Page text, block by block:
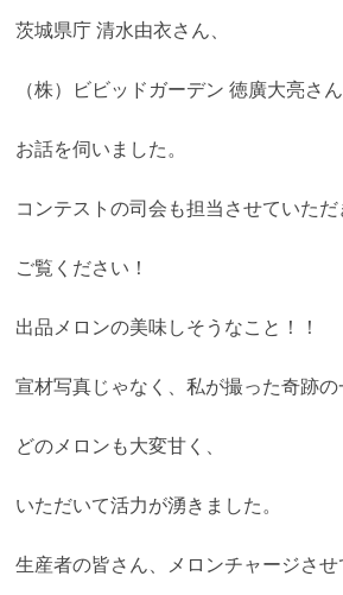
茨城県庁 清水由衣さん、
（株）ビビッドガーデン 徳廣大亮さ
お話を伺いました。
コンテストの司会も担当させていただ
ご覧ください！
出品メロンの美味しそうなこと！！
宣材写真じゃなく、私が撮った奇跡の
どのメロンも大変甘く、
いただいて活力が湧きました。
生産者の皆さん、メロンチャージさせ